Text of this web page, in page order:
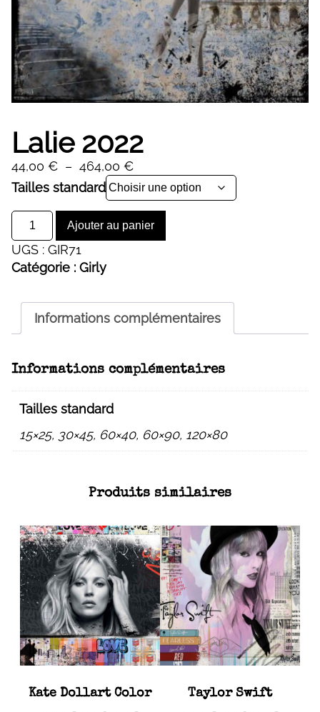
Lalie 2022
44,00 € – 464,00 €Plage
de
prix :
44,00 €
à
Tailles standard
quantité
de
Lalie
2022
Ajouter au panier
Alternative:
UGS : GIR71
Catégorie : Girly
Informations complémentaires
Informations complémentaires
Tailles standard
15×25, 30×45, 60×40, 60×90, 120×80
Produits similaires
Kate Dollart Color
Taylor Swift